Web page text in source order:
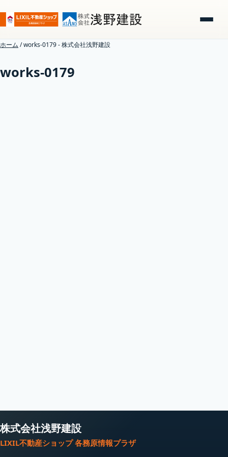
ホーム /works-0179 - 株式会社浅野建設
works-0179
株式会社浅野建設
LIXIL不動産ショップ 各務原情報プラザ